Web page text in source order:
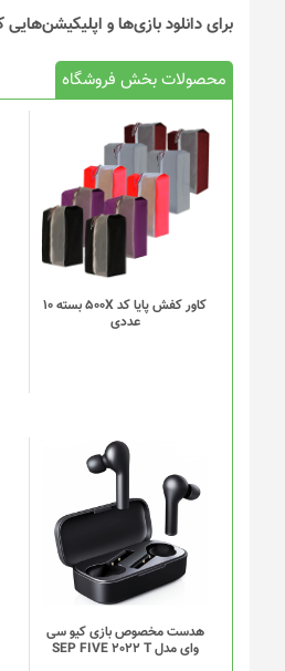
برای دانلود بازی‌ها و
محصولات بخش فروشگاه
کاور کفش پایا کد 500X بسته 10
عددی
هدست مخصوص بازی کیو سی
وای مدل SEP FIVE 2022 T
این
دارای
انواع
مختلفی
می
باشد.
گزینه
ها